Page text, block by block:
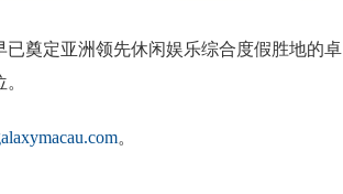
奠定亚洲领先休闲娱乐综合度假胜地的卓
。